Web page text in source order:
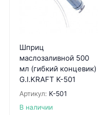
Шприц
маслозаливной 500
мл (гибкий концевик)
G.I.KRAFT K-501
Артикул: K-501
В наличии